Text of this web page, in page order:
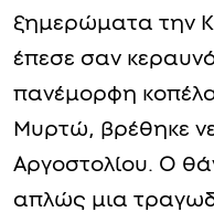
ξημερώματα την
έπεσε σαν
πανέμορφη
Μυρτώ, βρέθηκε
Αργοστολίου. Ο
απλώς μια